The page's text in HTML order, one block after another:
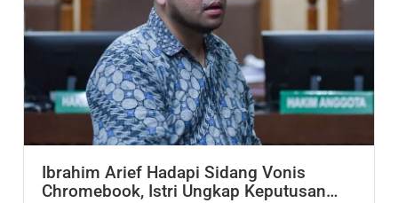
Ibrahim Arief Hadapi Sidang Vonis
Chromebook, Istri Ungkap Keputusan…